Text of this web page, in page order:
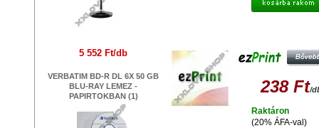
5 552 Ft/db
VERBATIM BD-R DL 6X 50 GB
BLU-RAY LEMEZ -
PAPIRTOKBAN (1)
238 Ft/
(20% ÁFA-val)
Raktáron